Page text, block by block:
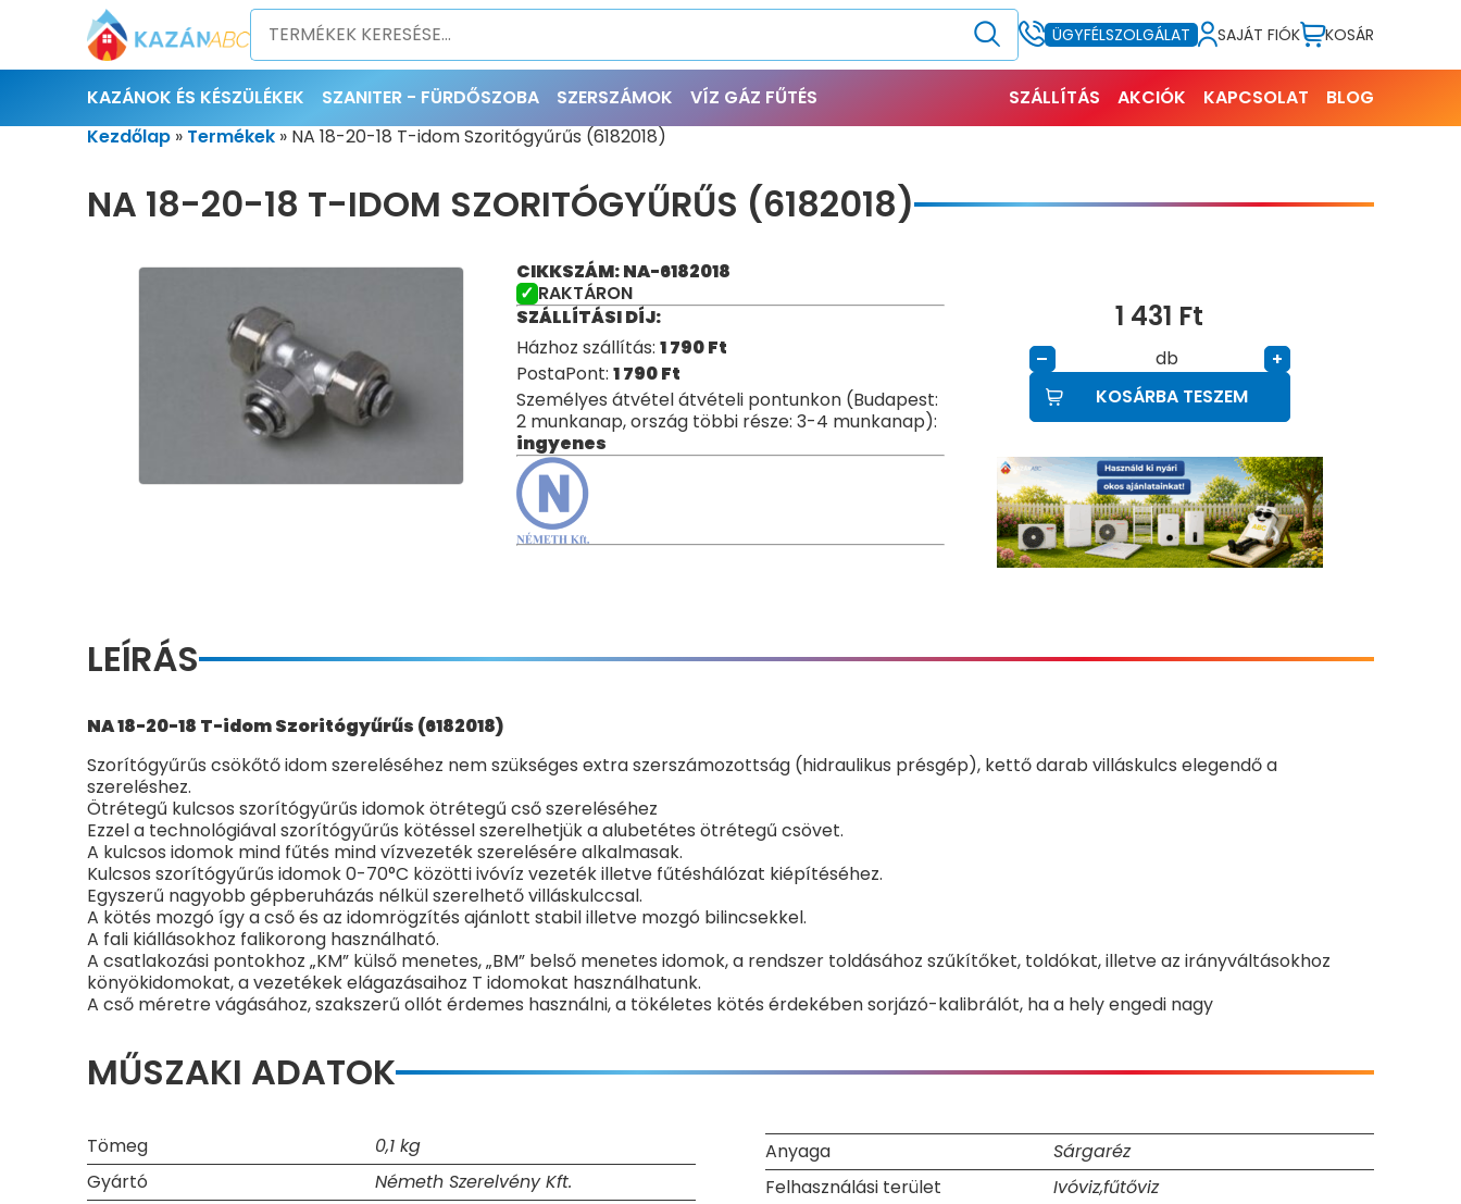
ÜGYFÉLSZOLGÁLAT SAJÁT FIÓK KOSÁR
KAZÁNOK ÉS KÉSZÜLÉKEK SZANITER - FÜRDŐSZOBA SZERSZÁMOK VÍZ GÁZ FŰTÉS SZÁLLÍTÁS AKCIÓK KAPCSOLAT
BLOG
Kezdőlap » Termékek » NA 18-20-18 T-idom Szoritógyűrűs (6182018)
NA 18-20-18 T-IDOM SZORITÓGYŰRŰS (6182018)
CIKKSZÁM: NA-6182018
RAKTÁRON
SZÁLLÍTÁSI DÍJ:
Házhoz szállítás: 1 790Ft
PostaPont: 1 790Ft
Személyes átvétel átvételi pontunkon (Budapest:
2 munkanap, ország többi része: 3-4 munkanap):
ingyenes
1 431 Ft
– db
+
KOSÁRBA TESZEM
LEÍRÁS
NA 18-20-18 T-idom Szoritógyűrűs (6182018)
Szorítógyűrűs csökőtő idom szereléséhez nem szükséges extra szerszámozottság (hidraulikus présgép), kettő darab villáskulcs elegendő a
szereléshez.
Ötrétegű kulcsos szorítógyűrűs idomok ötrétegű cső szereléséhez
Ezzel a technológiával szorítógyűrűs kötéssel szerelhetjük a alubetétes ötrétegű csövet.
A kulcsos idomok mind fűtés mind vízvezeték szerelésére alkalmasak.
Kulcsos szorítógyűrűs idomok 0-70°C közötti ivóvíz vezeték illetve fűtéshálózat kiépítéséhez.
Egyszerű nagyobb gépberuházás nélkül szerelhető villáskulccsal.
A kötés mozgó így a cső és az idomrögzítés ajánlott stabil illetve mozgó bilincsekkel.
A fali kiállásokhoz falikorong használható.
A csatlakozási pontokhoz „KM” külső menetes, „BM” belső menetes idomok, a rendszer toldásához szűkítőket, toldókat, illetve az irányváltásokhoz
könyökidomokat, a vezetékek elágazásaihoz T idomokat használhatunk.
A cső méretre vágásához, szakszerű ollót érdemes használni, a tökéletes kötés érdekében sorjázó-kalibrálót, ha a hely engedi nagy
MŰSZAKI ADATOK
Tömeg
0,1 kg
Gyártó
Németh Szerelvény Kft.
Anyaga
Sárgaréz
Felhasználási terület
Ivóviz,fűtőviz